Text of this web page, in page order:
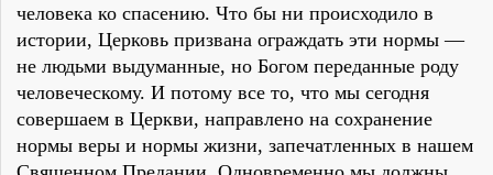
человека ко спасению. Что бы ни происходило в
истории, Церковь призвана ограждать эти нормы —
не людьми выдуманные, но Богом переданные роду
человеческому. И потому все то, что мы сегодня
совершаем в Церкви, направлено на сохранение
нормы веры и нормы жизни, запечатленных в нашем